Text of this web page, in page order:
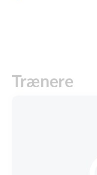
Trænere